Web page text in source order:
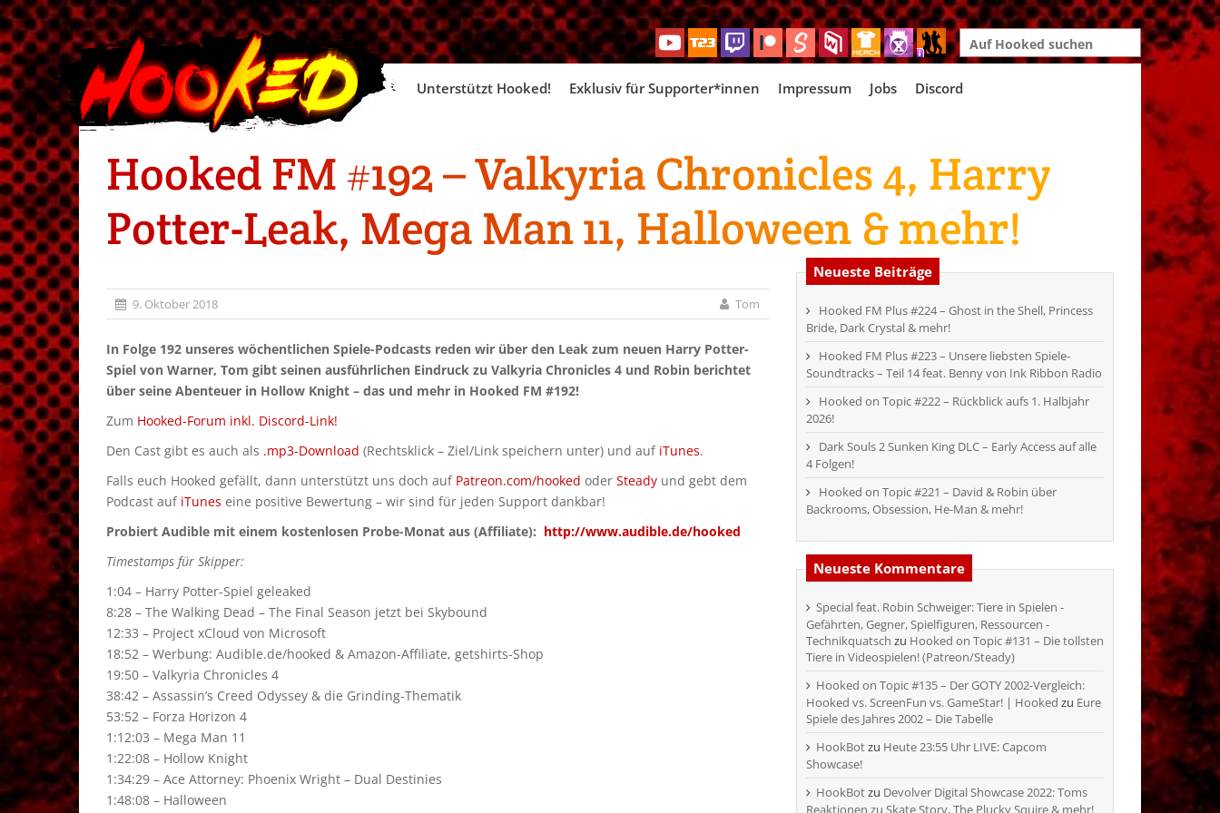
Search
for:
Skip
Unterstützt Hooked! Exklusiv für Supporter*innen Impressum Jobs Discord
Hooked FM #192 – Valkyria Chronicles 4, Harry
Potter-Leak, Mega Man 11, Halloween & mehr!
9. Oktober 2018 Tom
In Folge 192 unseres wöchentlichen Spiele-Podcasts reden wir über den Leak zum neuen Harry Potter-
Spiel von Warner, Tom gibt seinen ausführlichen Eindruck zu Valkyria Chronicles 4 und Robin berichtet
über seine Abenteuer in Hollow Knight – das und mehr in Hooked FM #192!
Zum Hooked-Forum inkl. Discord-Link!
Den Cast gibt es auch als .mp3-Download (Rechtsklick – Ziel/Link speichern unter) und auf iTunes.
Falls euch Hooked gefällt, dann unterstützt uns doch auf Patreon.com/hooked oder Steady und gebt dem
Podcast auf iTunes eine positive Bewertung – wir sind für jeden Support dankbar!
Probiert Audible mit einem kostenlosen Probe-Monat aus (Affiliate): http://www.audible.de/hooked
Timestamps für Skipper:
1:04 – Harry Potter-Spiel geleaked
8:28 – The Walking Dead – The Final Season jetzt bei Skybound
12:33 – Project xCloud von Microsoft
18:52 – Werbung: Audible.de/hooked & Amazon-Affiliate, getshirts-Shop
19:50 – Valkyria Chronicles 4
38:42 – Assassin’s Creed Odyssey & die Grinding-Thematik
53:52 – Forza Horizon 4
1:12:03 – Mega Man 11
1:22:08 – Hollow Knight
1:34:29 – Ace Attorney: Phoenix Wright – Dual Destinies
1:48:08 – Halloween
Neueste Beiträge
Hooked FM Plus #224 – Ghost in the Shell, Princess
Bride, Dark Crystal & mehr!
Hooked FM Plus #223 – Unsere liebsten Spiele-
Soundtracks – Teil 14 feat. Benny von Ink Ribbon Radio
Hooked on Topic #222 – Rückblick aufs 1. Halbjahr
2026!
Dark Souls 2 Sunken King DLC – Early Access auf alle
4 Folgen!
Hooked on Topic #221 – David & Robin über
Backrooms, Obsession, He-Man & mehr!
Neueste Kommentare
Special feat. Robin Schweiger: Tiere in Spielen -
Gefährten, Gegner, Spielfiguren, Ressourcen -
Technikquatsch zu Hooked on Topic #131 – Die tollsten
Tiere in Videospielen! (Patreon/Steady)
Hooked on Topic #135 – Der GOTY 2002-Vergleich:
Hooked vs. ScreenFun vs. GameStar! | Hooked zu Eure
Spiele des Jahres 2002 – Die Tabelle
HookBotzu Heute 23:55 Uhr LIVE: Capcom
Showcase!
HookBotzu Devolver Digital Showcase 2022: Toms
Reaktionen zu Skate Story, The Plucky Squire & mehr!